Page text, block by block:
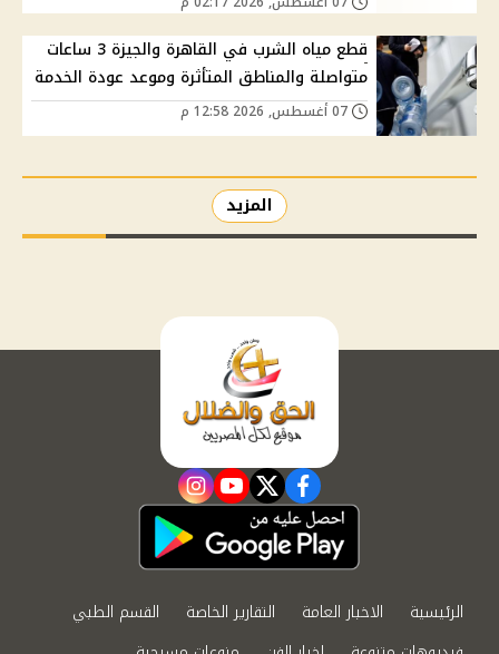
قطع مياه الشرب في القاهرة والجيزة 3 ساعات
متواصلة والمناطق المتأثرة وموعد عودة الخدمة
المزيد
facebook
twitter
youtube
instagram
الرئيسية الاخبار العامة التقارير الخاصة
القسم الطبي